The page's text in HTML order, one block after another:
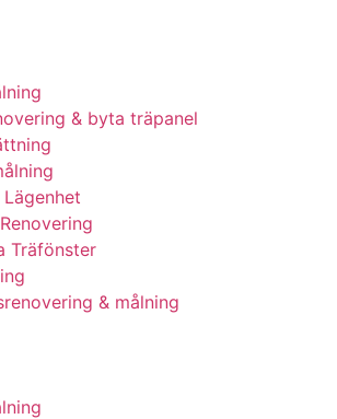
& byta träpanel
Träfönster
& målning